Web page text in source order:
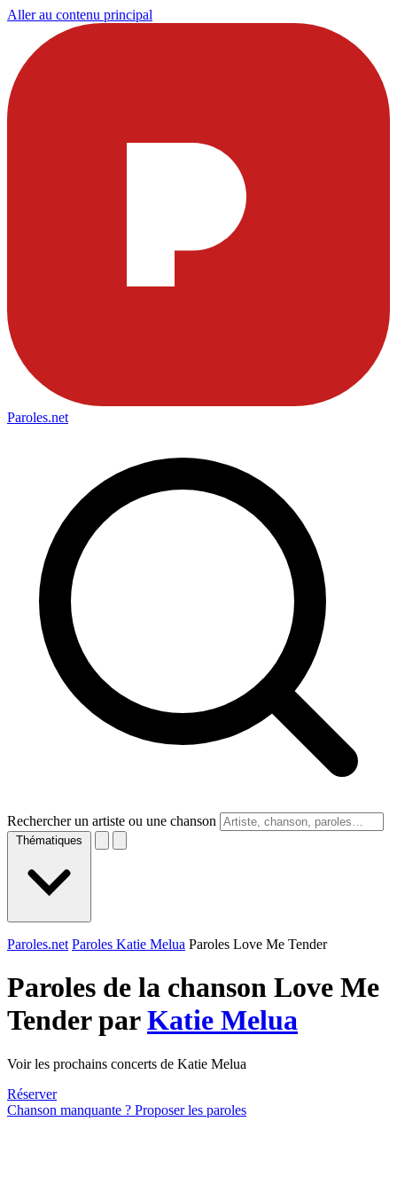
Aller au contenu principal
Paroles.net
Rechercher un artiste ou une chanson
Thématiques
Paroles.net Paroles Katie Melua Paroles Love Me Tender
Paroles de la chanson Love Me
Tender parKatie Melua
Voir les prochains concerts de Katie Melua
Réserver
Chanson manquante ? Proposer les paroles